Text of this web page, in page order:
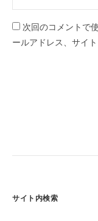
次回のコメントで
ールアドレス、サイト
サイト内検索